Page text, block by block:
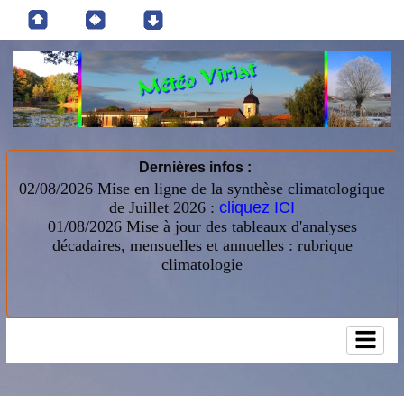
Dernières infos :
02/08/2026 Mise en ligne de la synthèse climatologique
de Juillet 2026 : cliquez ICI
01/08/2026 Mise à jour des tableaux d'analyses
décadaires, mensuelles et annuelles : rubrique
climatologie